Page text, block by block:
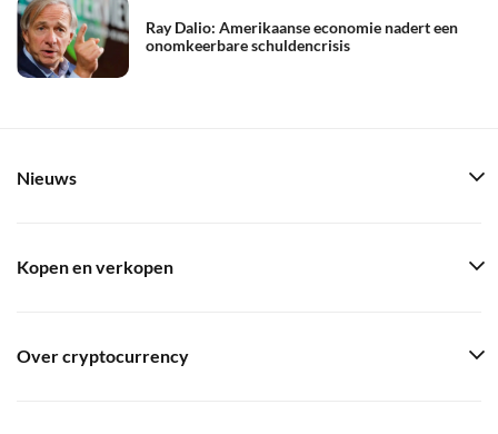
Ray Dalio: Amerikaanse economie nadert een
onomkeerbare schuldencrisis
Nieuws
Kopen en verkopen
Over cryptocurrency